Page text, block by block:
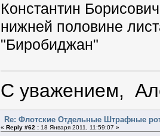
Константин
нижней половине
"Биробиджан"
С уважением,
Re: Флотские Отдельные Штрафные
« Reply #62 :18 Января 2011, 11:59:07 »